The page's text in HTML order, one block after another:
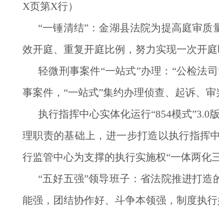
X页第X行）
“一锤清结”：金湖县法院为提高庭审
效开庭、重复开庭比例，努力实现一次开
轻微刑事案件“一站式”办理：“公检法
事案件，“一站式”集约办理侦查、起诉、
执行指挥中心实体化运行“854模式”3.0
理职责的基础上，进一步打造以执行指挥
行监管中心为支撑的执行实施权“一体两化
“五好五强”领导班子：省法院推进打
能强，团结协作好、斗争本领强，制度执